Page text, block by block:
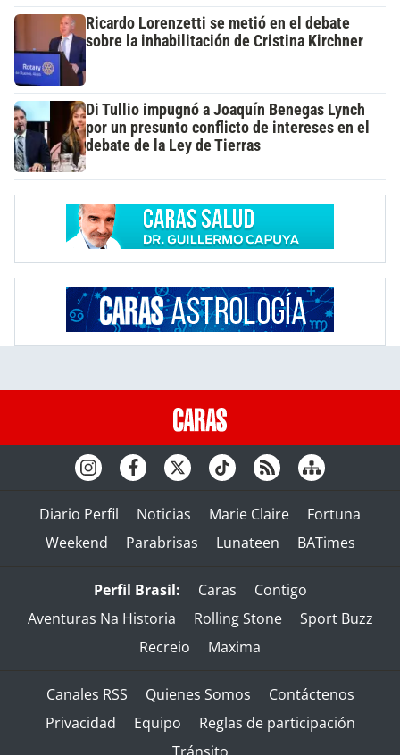
Ricardo Lorenzetti se metió en el debate
sobre la inhabilitación de Cristina Kirchner
Di Tullio impugnó a Joaquín Benegas Lynch
por un presunto conflicto de intereses en el
debate de la Ley de Tierras
Diario Perfil Noticias Marie Claire
Fortuna
Weekend
Parabrisas Lunateen BATimes
Perfil Brasil: Caras
Contigo
Aventuras Na Historia
Rolling Stone
Sport Buzz
Recreio
Maxima
Canales RSS Quienes Somos
Contáctenos
Privacidad
Equipo
Reglas de participación